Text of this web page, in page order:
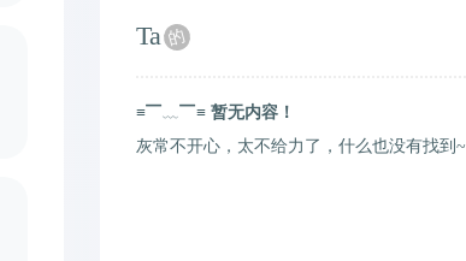
Ta 的
≡▔﹏▔≡ 暂无内容！
灰常不开心，太不给力了，什么也没有找到~